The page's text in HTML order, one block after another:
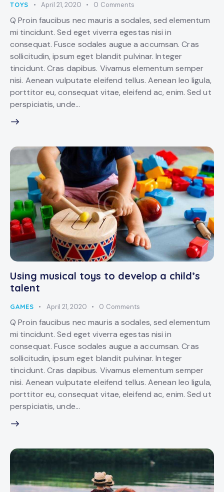
TOYS April 21, 2020 0 Comments
Q Proin faucibus nec mauris a sodales, sed elementum
mi tincidunt. Sed eget viverra egestas nisi in
consequat. Fusce sodales augue a accumsan. Cras
sollicitudin, ipsum eget blandit pulvinar. Integer
tincidunt. Cras dapibus. Vivamus elementum semper
nisi. Aenean vulputate eleifend tellus. Aenean leo ligula,
porttitor eu, consequat vitae, eleifend ac, enim. Sed ut
perspiciatis, unde…
Using musical toys to develop a child’s
talent
GAMES April 21, 2020 0 Comments
Q Proin faucibus nec mauris a sodales, sed elementum
mi tincidunt. Sed eget viverra egestas nisi in
consequat. Fusce sodales augue a accumsan. Cras
sollicitudin, ipsum eget blandit pulvinar. Integer
tincidunt. Cras dapibus. Vivamus elementum semper
nisi. Aenean vulputate eleifend tellus. Aenean leo ligula,
porttitor eu, consequat vitae, eleifend ac, enim. Sed ut
perspiciatis, unde…